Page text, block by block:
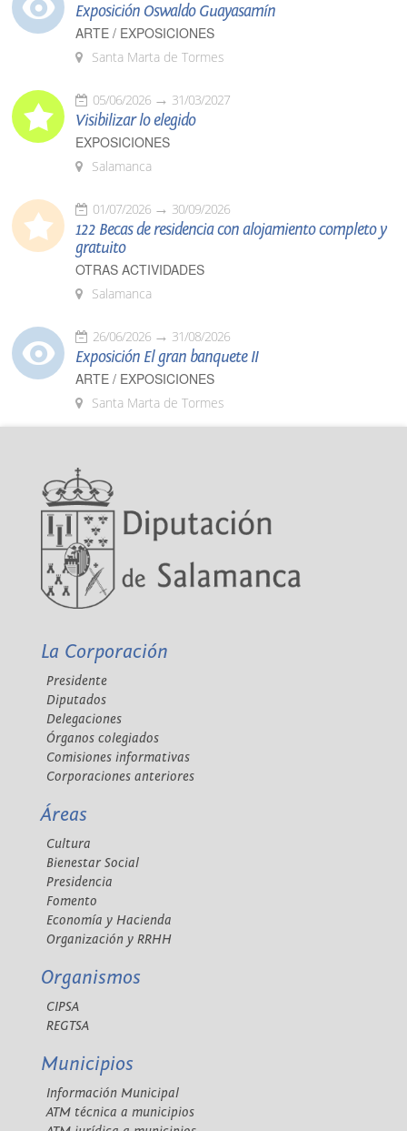
Exposición Oswaldo Guayasamín
ARTE / EXPOSICIONES
Santa Marta de Tormes
05/06/2026 31/03/2027
Visibilizar lo elegido
EXPOSICIONES
Salamanca
01/07/2026 30/09/2026
122 Becas de residencia con alojamiento completo y
gratuito
OTRAS ACTIVIDADES
Salamanca
26/06/2026 31/08/2026
Exposición El gran banquete II
ARTE / EXPOSICIONES
Santa Marta de Tormes
La Corporación
Presidente
Diputados
Delegaciones
Órganos colegiados
Comisiones informativas
Corporaciones anteriores
Áreas
Cultura
Bienestar Social
Presidencia
Fomento
Economía y Hacienda
Organización y RRHH
Organismos
CIPSA
REGTSA
Municipios
Información Municipal
ATM técnica a municipios